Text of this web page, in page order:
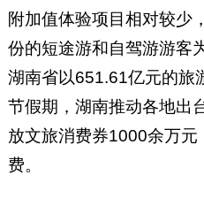
附加值体验项目相对较少
份的短途游和自驾游游客
湖南省以651.61亿元的旅
节假期，湖南推动各地出
放文旅消费券1000余万
费。